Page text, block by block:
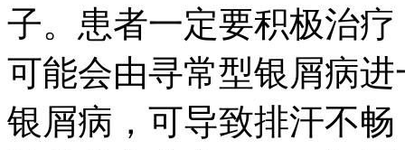
子。患者一定要积极治
可能会由寻常型银屑病
银屑病，可导致排汗不